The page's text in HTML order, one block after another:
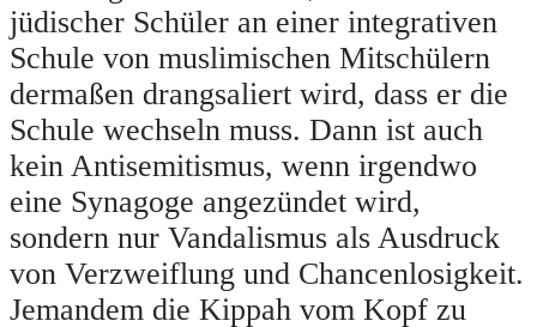
jüdischer Schüler an einer integrativen
Schule von muslimischen Mitschülern
dermaßen drangsaliert wird, dass er die
Schule wechseln muss. Dann ist auch
kein Antisemitismus, wenn irgendwo
eine Synagoge angezündet wird,
sondern nur Vandalismus als Ausdruck
von Verzweiflung und Chancenlosigkeit.
Jemandem die Kippah vom Kopf zu